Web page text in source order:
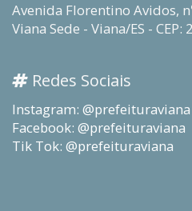
Avenida Florentino Avidos,
Viana Sede - Viana/ES - CEP:
Redes Sociais
Instagram: @prefeituraviana
Facebook: @prefeituraviana
Tik Tok: @prefeituraviana